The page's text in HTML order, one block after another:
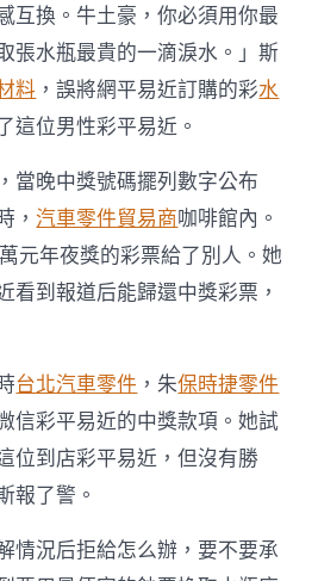
互換。牛土豪，你必須用你最
張水瓶最貴的一滴淚水。」斯
料 ，誤將網平易近訂購的彩水
這位男性彩平易近。
當晚中獎號碼擺列數字公布
，汽車零件貿易商咖啡館內。
元年夜獎的彩票給了別人。她
看到報道后能歸還中獎彩票，
台北汽車零件 ，朱保時捷零件
信彩平易近的中獎款項。她試
位到店彩平易近，但沒有勝
報了警。
情況后拒給怎么辦，要不要承